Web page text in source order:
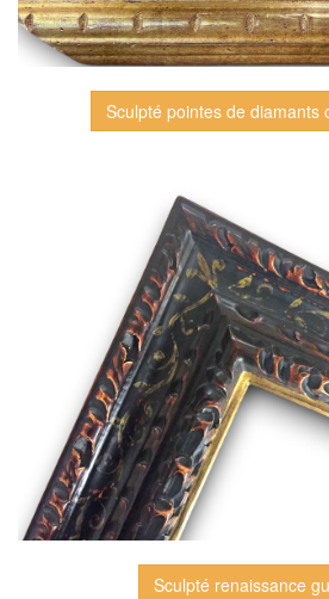
Sculpté pointes de diamants
Sculpté renaissance